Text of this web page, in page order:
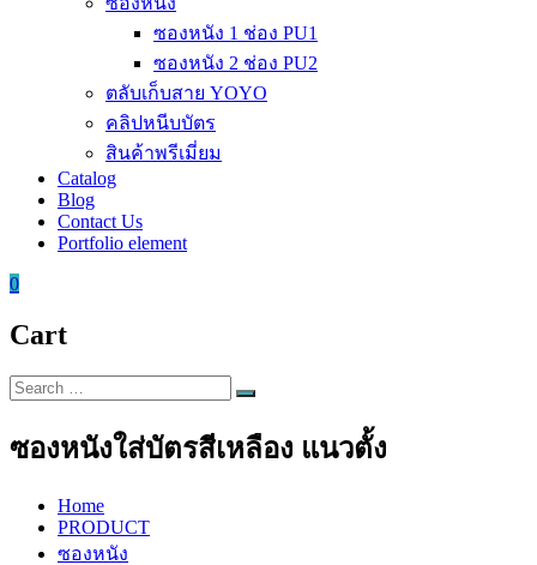
ซองหนัง 1 ช่อง PU1
ซองหนัง 2 ช่อง PU2
ตลับเก็บสาย YOYO
คลิปหนีบบัตร
สินค้าพรีเมี่ยม
Catalog
Blog
Contact Us
Portfolio element
0
Cart
Search
for:
Search
ซองหนังใส่บัตรสีเหลือง แนวตั้ง
Home
PRODUCT
ซองหนัง